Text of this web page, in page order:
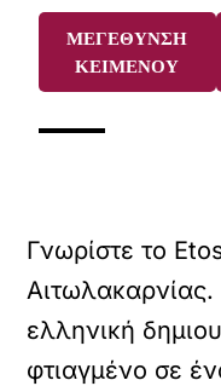
ΜΕΓΕΘΥΝΣΗ
ΚΕΙΜΕΝΟΥ
Γνωρίστε το
Αιτωλακαρνίας.
ελληνική
φτιαγμένο σε